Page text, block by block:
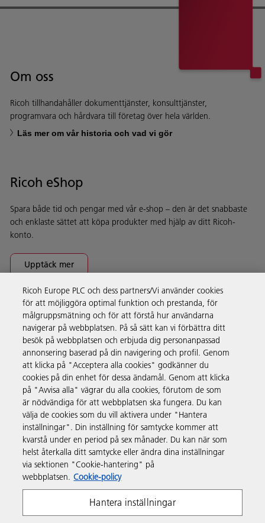
Om oss
Ricoh tillhandahåller dokumenttjänster, konsulttjänster,
programvara och hårdvara till företag över hela världen.
Läs mer om vår historia och vad vi gör
Ricoh eShop
Spara både tid och pengar med vår e-shop – den är det snabbaste
och enklaste sättet att köpa produkter med hjälp av ditt Ricoh-
konto.
Upptäck mer
Företagslösningar
Produkter och tjänster
Support och kontakt
Resurser
Följ oss
Ricoh Europe PLC och dess partners/Vi använder cookies
för att möjliggöra optimal funktion och prestanda, för
målgruppsmätning och för att förstå hur användarna
navigerar på webbplatsen. På så sätt kan vi förbättra ditt
besök på webbplatsen och erbjuda dig personanpassad
annonsering baserad på din navigering och profil. Genom
att klicka på "Acceptera alla cookies" godkänner du
cookies på din enhet för dessa ändamål. Genom att klicka
på "Avvisa alla" vägrar du alla cookies, förutom de som
är nödvändiga för att webbplatsen ska fungera. Du kan
välja de cookies som du vill aktivera under "Hantera
inställningar". Din inställning för samtycke kommer att
kvarstå under en period på sex månader. Du kan när som
helst återkalla ditt samtycke eller ändra dina inställningar
via sektionen "Cookie-hantering" på
webbplatsen. Cookie-policy
Hantera inställningar